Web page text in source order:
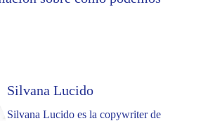
Silvana Lucido
Silvana Lucido es la copywriter de